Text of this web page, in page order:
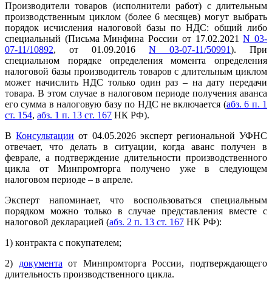
Производители товаров (исполнители работ) с длительным
производственным циклом (более 6 месяцев) могут выбрать
порядок исчисления налоговой базы по НДС: общий либо
специальный (Письма Минфина России от 17.02.2021N 03-
07-11/10892, от 01.09.2016 N 03-07-11/50991). При
специальном порядке определения момента определения
налоговой базы производитель товаров с длительным циклом
может начислить НДС только один раз – на дату передачи
товара. В этом случае в налоговом периоде получения аванса
его сумма в налоговую базу по НДС не включается (абз. 6 п. 1
ст. 154, абз. 1 п. 13 ст. 167 НК РФ).
ВКонсультации от 04.05.2026 эксперт региональной УФНС
отвечает, что делать в ситуации, когда аванс получен в
феврале, а подтверждение длительности производственного
цикла от Минпромторга получено уже в следующем
налоговом периоде – в апреле.
Эксперт напоминает, что воспользоваться специальным
порядком можно только в случае представления вместе с
налоговой декларацией (абз. 2 п. 13 ст. 167 НК РФ):
1) контракта с покупателем;
2) документа от Минпромторга России, подтверждающего
длительность производственного цикла.